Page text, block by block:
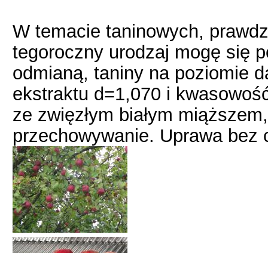
W temacie taninowych,
tegoroczny urodzaj mogę się
odmianą, taniny na poziomie
ekstraktu d=1,070 i
ze zwięzłym białym
przechowywanie. Uprawa bez